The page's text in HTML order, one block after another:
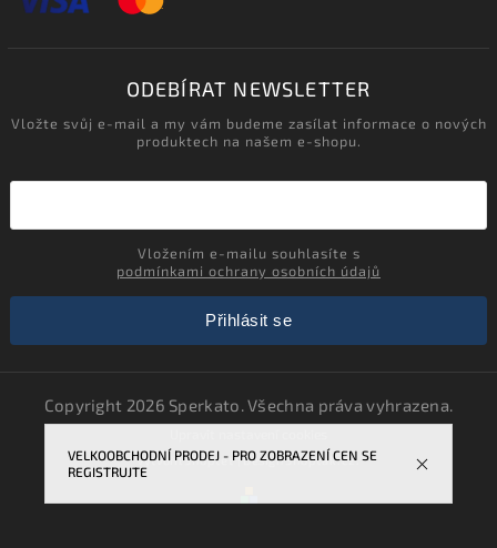
VELKOOBCHODNÍ PRODEJ - PRO ZOBRAZENÍ CEN SE
REGISTRUJTE
ODEBÍRAT NEWSLETTER
Vložte svůj e-mail a my vám budeme zasílat informace o nových
produktech na našem e-shopu.
podmínkami ochrany osobních údajů
Přihlásit se
Copyright 2026 Sperkato. Všechna práva vyhrazena.
VytvořilShoptet| DesignShoptak.cz.